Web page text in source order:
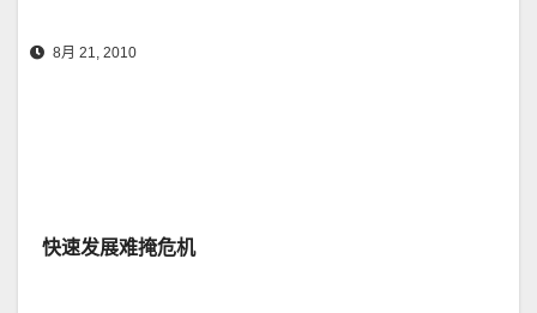
8月 21, 2010
快速发展难掩危机